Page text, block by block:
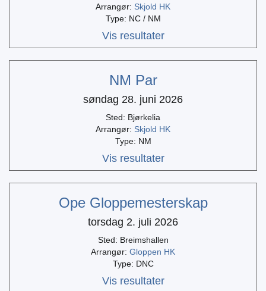
Arrangør: Skjold HK
Type: NC / NM
Vis resultater
NM Par
søndag 28. juni 2026
Sted: Bjørkelia
Arrangør: Skjold HK
Type: NM
Vis resultater
Ope Gloppemesterskap
torsdag 2. juli 2026
Sted: Breimshallen
Arrangør: Gloppen HK
Type: DNC
Vis resultater